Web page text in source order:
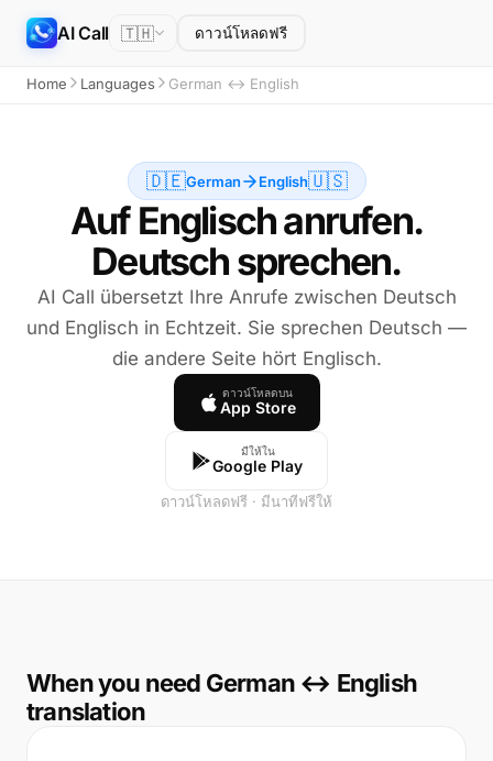
AI Call 🇹🇭 ดาวน์โหลดฟรี
Home Languages German ↔ English
🇩🇪German English🇺🇸
Auf Englisch anrufen.
Deutsch sprechen.
AI Call übersetzt Ihre Anrufe zwischen Deutsch
und Englisch in Echtzeit. Sie sprechen Deutsch —
die andere Seite hört Englisch.
ดาวน์โหลดบน
App Store
มีให้ใน
Google Play
ดาวน์โหลดฟรี · มีนาทีฟรีให้
When you need German ↔ English
translation